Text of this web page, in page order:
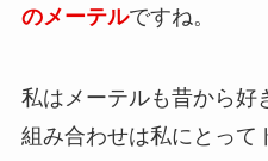
のメーテルですね。
私はメーテルも昔から好
組み合わせは私にとって